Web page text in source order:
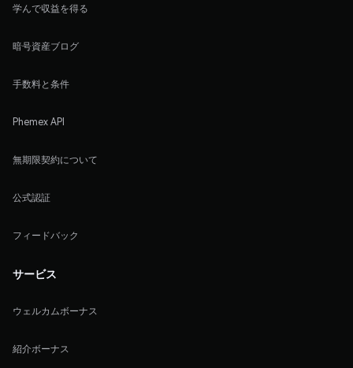
学んで収益を得る
暗号資産ブログ
手数料と条件
Phemex API
無期限契約について
公式認証
フィードバック
サービス
ウェルカムボーナス
紹介ボーナス